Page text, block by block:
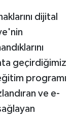
dijital
geçirdiğimiz
programı
ve e-